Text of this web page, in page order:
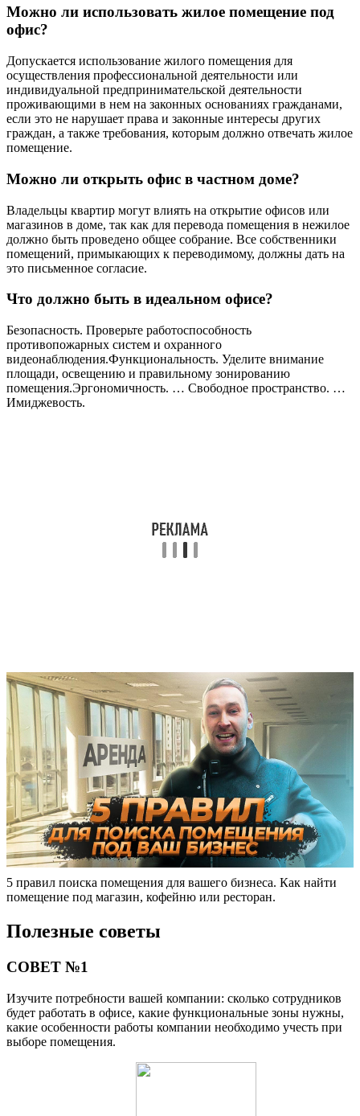
Можно ли использовать жилое помещение под
офис?
Допускается использование жилого помещения для
осуществления профессиональной деятельности или
индивидуальной предпринимательской деятельности
проживающими в нем на законных основаниях гражданами,
если это не нарушает права и законные интересы других
граждан, а также требования, которым должно отвечать жилое
помещение.
Можно ли открыть офис в частном доме?
Владельцы квартир могут влиять на открытие офисов или
магазинов в доме, так как для перевода помещения в нежилое
должно быть проведено общее собрание. Все собственники
помещений, примыкающих к переводимому, должны дать на
это письменное согласие.
Что должно быть в идеальном офисе?
Безопасность. Проверьте работоспособность
противопожарных систем и охранного
видеонаблюдения.Функциональность. Уделите внимание
площади, освещению и правильному зонированию
помещения.Эргономичность. … Свободное пространство. …
Имиджевость.
5 правил поиска помещения для вашего бизнеса. Как найти
помещение под магазин, кофейню или ресторан.
Полезные советы
СОВЕТ №1
Изучите потребности вашей компании: сколько сотрудников
будет работать в офисе, какие функциональные зоны нужны,
какие особенности работы компании необходимо учесть при
выборе помещения.